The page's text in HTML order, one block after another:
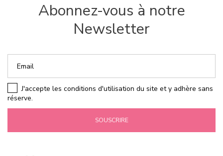
Abonnez-vous à notre
Newsletter
SOUSCRIRE
J'accepte les conditions d'utilisation du site et y adhère sans
réserve.